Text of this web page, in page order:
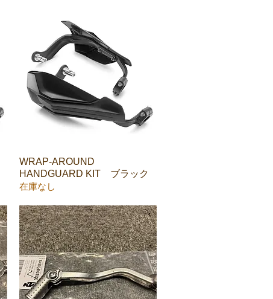
クイックビュー
WRAP-AROUND
HANDGUARD KIT ブラック
在庫なし